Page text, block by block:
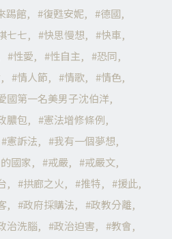
踢館
復甦安妮
德國
七七 快思慢想
快車
性愛 性自主
恐同
情人節 情歌
情色
國第一名美男子沈伯洋
膿包
憲法增修條例
憲訴法
我有一個夢想
國家 戒嚴
戒嚴文
拱廊之火 推特
援此
政府採購法
政教分離
治洗腦 政治迫害
教會